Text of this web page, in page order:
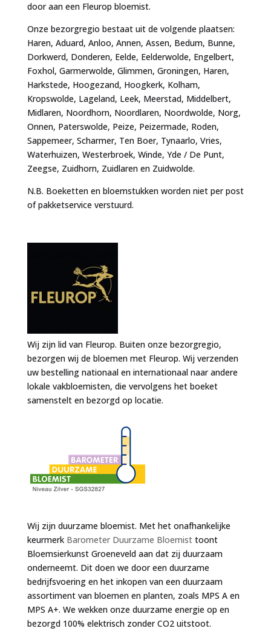
door aan een Fleurop bloemist.
Onze bezorgregio bestaat uit de volgende plaatsen:
Haren, Aduard, Anloo, Annen, Assen, Bedum, Bunne,
Dorkwerd, Donderen, Eelde, Eelderwolde, Engelbert,
Foxhol, Garmerwolde, Glimmen, Groningen, Haren,
Harkstede, Hoogezand, Hoogkerk, Kolham,
Kropswolde, Lageland, Leek, Meerstad, Middelbert,
Midlaren, Noordhorn, Noordlaren, Noordwolde, Norg,
Onnen, Paterswolde, Peize, Peizermade, Roden,
Sappemeer, Scharmer, Ten Boer, Tynaarlo, Vries,
Waterhuizen, Westerbroek, Winde, Yde / De Punt,
Zeegse, Zuidhorn, Zuidlaren en Zuidwolde.
N.B. Boeketten en bloemstukken worden niet per post
of pakketservice verstuurd.
Wij zijn lid van Fleurop. Buiten onze bezorgregio,
bezorgen wij de bloemen met Fleurop. Wij verzenden
uw bestelling nationaal en internationaal naar andere
lokale vakbloemisten, die vervolgens het boeket
samenstelt en bezorgd op locatie.
Wij zijn duurzame bloemist. Met het onafhankelijke
keurmerk Barometer Duurzame Bloemisttoont
Bloemsierkunst Groeneveld aan dat zij duurzaam
onderneemt. Dit doen we door een duurzame
bedrijfsvoering en het inkopen van een duurzaam
assortiment van bloemen en planten, zoals MPS A en
MPS A+. We wekken onze duurzame energie op en
bezorgd 100% elektrisch zonder CO2 uitstoot.